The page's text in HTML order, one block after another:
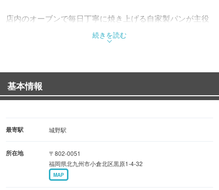
店内のオーブンで毎日丁寧に焼き上げる自家製パンが主役
ランチもディナーも食べ放題。香ばしい香りと、ふわふ
お食事のメインには、口の中でとろける牛肉100%のジュ
ーシーなハンバーグや、
品肉料理など、
ております。
ゆったりとしたテーブル席や、座り心地の良いソファー席
続きを読む
基本情報
最寄駅 城野駅
所在地
〒802-0051
福岡県北九州市小倉北区黒原1-4-32
MAP